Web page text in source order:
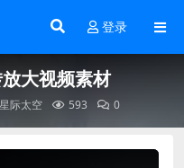
登录
大视频素材
星际太空 593 0